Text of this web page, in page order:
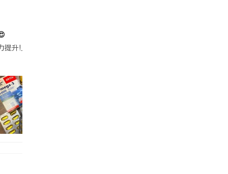
帶的行動電源機身已標示「10000mAh」，卻仍被要求當場丟
提升!｣ 長時間對住電腦､剪片寫稿,成日覺得眼睛乾澀､腦袋好似｢斷